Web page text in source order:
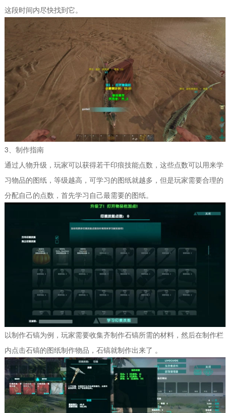
这段时间内尽快找到它。
3、制作指南
通过人物升级，玩家可以获得若干印痕技能点数，这些点数可以用来学
习物品的图纸，等级越高，可学习的图纸就越多，但是玩家需要合理的
分配自己的点数，首先学习自己最需要的图纸。
以制作石镐为例，玩家需要收集齐制作石镐所需的材料，然后在制作栏
内点击石镐的图纸制作物品，石镐就制作出来了 。